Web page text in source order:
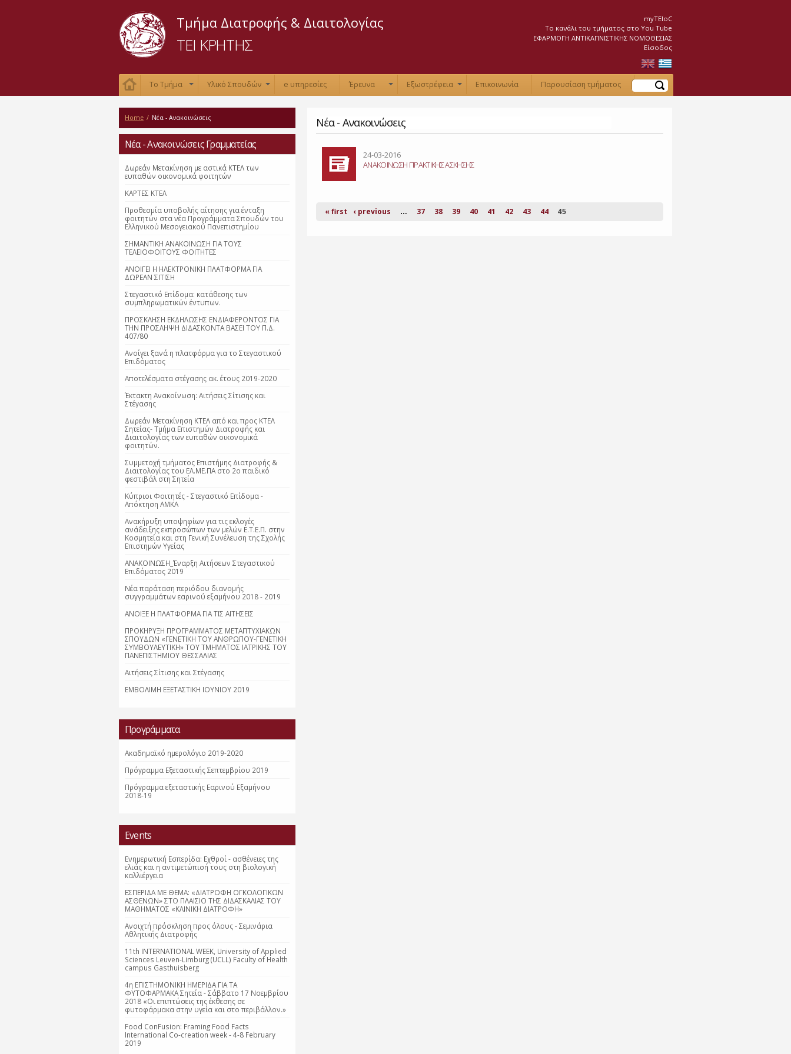
προς το
κυρίως
Τμήμα Διατροφής & Διαιτολογίας
ΤΕΙ ΚΡΗΤΗΣ
myTEIoC
Το κανάλι του τμήματος στο You Tube
ΕΦΑΡΜΟΓΗ ΑΝΤΙΚΑΠΝΙΣΤΙΚΗΣ ΝΟΜΟΘΕΣΙΑΣ
Είσοδος
Το Τμήμα Υλικό Σπουδών e υπηρεσίες Έρευνα Εξωστρέφεια Επικοινωνία Παρουσίαση τμήματος Αναζήτηση
Home / Νέα - Ανακοινώσεις
Νέα - Ανακοινώσεις Γραμματείας
Δωρεάν Μετακίνηση με αστικά ΚΤΕΛ των
ευπαθών οικονομικά φοιτητών
ΚΑΡΤΕΣ ΚΤΕΛ
Προθεσμία υποβολής αίτησης για ένταξη
φοιτητών στα νέα Προγράμματα Σπουδών του
Ελληνικού Μεσογειακού Πανεπιστημίου
ΣΗΜΑΝΤΙΚΗ ΑΝΑΚΟΙΝΩΣΗ ΓΙΑ ΤΟΥΣ
ΤΕΛΕΙΟΦΟΙΤΟΥΣ ΦΟΙΤΗΤΕΣ
ΑΝΟΙΓΕΙ Η ΗΛΕΚΤΡΟΝΙΚΗ ΠΛΑΤΦΟΡΜΑ ΓΙΑ
ΔΩΡΕΑΝ ΣΙΤΙΣΗ
Στεγαστικό Επίδομα: κατάθεσης των
συμπληρωματικών έντυπων.
ΠΡΟΣΚΛΗΣΗ ΕΚΔΗΛΩΣΗΣ ΕΝΔΙΑΦΕΡΟΝΤΟΣ ΓΙΑ
ΤΗΝ ΠΡΟΣΛΗΨΗ ΔΙΔΑΣΚΟΝΤΑ ΒΑΣΕΙ ΤΟΥ Π.Δ.
407/80
Ανοίγει ξανά η πλατφόρμα για το Στεγαστικού
Επιδόματος
Αποτελέσματα στέγασης ακ. έτους 2019-2020
Έκτακτη Ανακοίνωση: Αιτήσεις Σίτισης και
Στέγασης
Δωρεάν Μετακίνηση ΚΤΕΛ από και προς ΚΤΕΛ
Σητείας- Τμήμα Επιστημών Διατροφής και
Διαιτολογίας των ευπαθών οικονομικά
φοιτητών.
Συμμετοχή τμήματος Επιστήμης Διατροφής &
Διαιτολογίας του ΕΛ.ΜΕ.ΠΑ στο 2ο παιδικό
φεστιβάλ στη Σητεία
Κύπριοι Φοιτητές - Στεγαστικό Επίδομα -
Απόκτηση ΑΜΚΑ
Ανακήρυξη υποψηφίων για τις εκλογές
ανάδειξης εκπροσώπων των μελών Ε.Τ.Ε.Π. στην
Κοσμητεία και στη Γενική Συνέλευση της Σχολής
Επιστημών Υγείας
ΑΝΑΚΟΙΝΩΣΗ_Έναρξη Αιτήσεων Στεγαστικού
Επιδόματος 2019
Νέα παράταση περιόδου διανομής
συγγραμμάτων εαρινού εξαμήνου 2018 - 2019
ΑΝΟΙΞΕ Η ΠΛΑΤΦΟΡΜΑ ΓΙΑ ΤΙΣ ΑΙΤΗΣΕΙΣ
ΠΡΟΚΗΡΥΞΗ ΠΡΟΓΡΑΜΜΑΤΟΣ ΜΕΤΑΠΤΥΧΙΑΚΩΝ
ΣΠΟΥΔΩΝ «ΓΕΝΕΤΙΚΗ ΤΟΥ ΑΝΘΡΩΠΟΥ-ΓΕΝΕΤΙΚΗ
ΣΥΜΒΟΥΛΕΥΤΙΚΗ» ΤΟΥ ΤΜΗΜΑΤΟΣ ΙΑΤΡΙΚΗΣ ΤΟΥ
ΠΑΝΕΠΙΣΤΗΜΙΟΥ ΘΕΣΣΑΛΙΑΣ
Αιτήσεις Σίτισης και Στέγασης
ΕΜΒΟΛΙΜΗ ΕΞΕΤΑΣΤΙΚΗ ΙΟΥΝΙΟΥ 2019
Προγράμματα
Ακαδημαϊκό ημερολόγιο 2019-2020
Πρόγραμμα Εξεταστικής Σεπτεμβρίου 2019
Πρόγραμμα εξεταστικής Εαρινού Εξαμήνου
2018-19
Events
Ενημερωτική Εσπερίδα: Εχθροί - ασθένειες της
ελιάς και η αντιμετώπισή τους στη βιολογική
καλλιέργεια
ΕΣΠΕΡΙΔΑ ΜΕ ΘΕΜΑ: «ΔΙΑΤΡΟΦΗ ΟΓΚΟΛΟΓΙΚΩΝ
ΑΣΘΕΝΩΝ» ΣΤΟ ΠΛΑΙΣΙΟ ΤΗΣ ΔΙΔΑΣΚΑΛΙΑΣ ΤΟΥ
ΜΑΘΗΜΑΤΟΣ «ΚΛΙΝΙΚΗ ΔΙΑΤΡΟΦΗ»
Ανοιχτή πρόσκληση προς όλους - Σεμινάρια
Αθλητικής Διατροφής
11th INTERNATIONAL WEEK, University of Applied
Sciences Leuven-Limburg (UCLL) Faculty of Health
campus Gasthuisberg
4η ΕΠΙΣΤΗΜΟΝΙΚΗ ΗΜΕΡΙΔΑ ΓΙΑ ΤΑ
ΦΥΤΟΦΑΡΜΑΚΑ Σητεία - Σάββατο 17 Νοεμβρίου
2018 «Οι επιπτώσεις της έκθεσης σε
φυτοφάρμακα στην υγεία και στο περιβάλλον.»
Food ConFusion: Framing Food Facts
International Co-creation week - 4-8 February
2019
Νέα - Ανακοινώσεις
24-03-2016
ΑΝΑΚΟΙΝΩΣΗ ΠΡΑΚΤΙΚΗΣ ΑΣΚΗΣΗΣ
Σελίδες
« first ‹ previous … 37 38 39 40 41 42 43 44 45